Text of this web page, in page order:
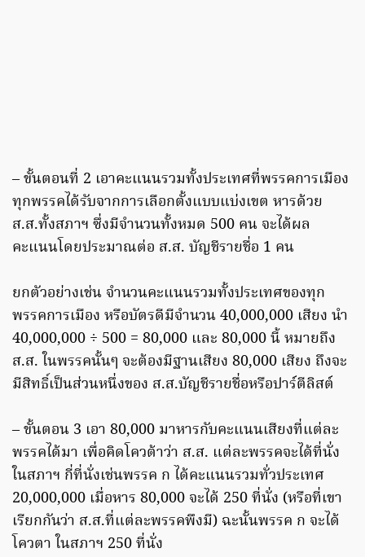
– ขั้นตอนที่ 2 เอาคะแนนรวมทั้งประเทศที่พรรคการเมือง
ทุกพรรคได้รับจากการเลือกตั้งแบบแบ่งเขต หารด้วย
ส.ส.ทั้งสภาฯ ซึ่งมีจำนวนทั้งหมด 500 คน จะได้ผล
คะแนนโดยประมาณต่อ ส.ส. บัญชีรายชื่อ 1 คน
ยกตัวอย่างเช่น จำนวนคะแนนรวมทั้งประเทศของทุก
พรรคการเมือง หรือบัตรดีมีจำนวน 40,000,000 เสียง นำ
40,000,000 ÷ 500 = 80,000 และ 80,000 นี้ หมายถึง
ส.ส. ในพรรคนั้นๆ จะต้องมีฐานเสียง 80,000 เสียง ถึงจะ
มีสิทธิ์เป็นส่วนหนึ่งของ ส.ส.บัญชีรายชื่อหรือปาร์ตีลิสต์
– ขั้นตอน 3 เอา 80,000 มาหารกับคะแนนเสียงที่แต่ละ
พรรคได้มา เพื่อคิดโควต้าว่า ส.ส. แต่ละพรรคจะได้ที่นั่ง
ในสภาฯ กี่ที่นั่งเช่นพรรค ก ได้คะแนนรวมทั่วประเทศ
20,000,000 เมื่อหาร 80,000 จะได้ 250 ที่นั่ง (หรือที่เขา
เรียกกันว่า ส.ส.ที่แต่ละพรรคพึงมี) ฉะนั้นพรรค ก จะได้
โควตา ในสภาฯ 250 ที่นั่ง